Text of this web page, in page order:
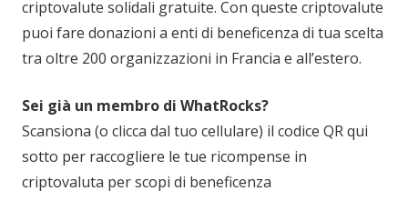
criptovalute solidali gratuite. Con queste criptovalute
puoi fare donazioni a enti di beneficenza di tua scelta
tra oltre 200 organizzazioni in Francia e all’estero.
Sei già un membro di WhatRocks?
Scansiona (o clicca dal tuo cellulare) il codice QR qui
sotto per raccogliere le tue ricompense in
criptovaluta per scopi di beneficenza